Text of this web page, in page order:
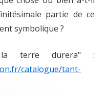
partie de ce
symbolique ?
la terre durera" :
catalogue/tant-